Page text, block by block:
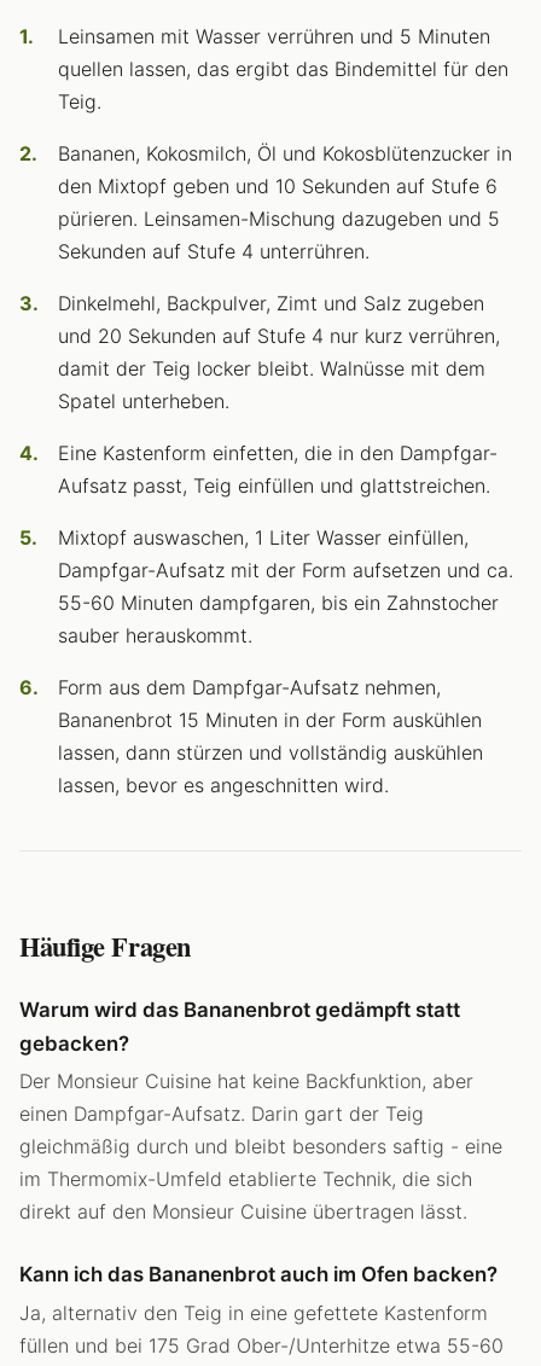
Leinsamen mit Wasser verrühren und 5 Minuten
quellen lassen, das ergibt das Bindemittel für den
Teig.
Bananen, Kokosmilch, Öl und Kokosblütenzucker in
den Mixtopf geben und 10 Sekunden auf Stufe 6
pürieren. Leinsamen-Mischung dazugeben und 5
Sekunden auf Stufe 4 unterrühren.
Dinkelmehl, Backpulver, Zimt und Salz zugeben
und 20 Sekunden auf Stufe 4 nur kurz verrühren,
damit der Teig locker bleibt. Walnüsse mit dem
Spatel unterheben.
Eine Kastenform einfetten, die in den Dampfgar-
Aufsatz passt, Teig einfüllen und glattstreichen.
Mixtopf auswaschen, 1 Liter Wasser einfüllen,
Dampfgar-Aufsatz mit der Form aufsetzen und ca.
55-60 Minuten dampfgaren, bis ein Zahnstocher
sauber herauskommt.
Form aus dem Dampfgar-Aufsatz nehmen,
Bananenbrot 15 Minuten in der Form auskühlen
lassen, dann stürzen und vollständig auskühlen
lassen, bevor es angeschnitten wird.
Häufige Fragen
Warum wird das Bananenbrot gedämpft statt
gebacken?
Der Monsieur Cuisine hat keine Backfunktion, aber
einen Dampfgar-Aufsatz. Darin gart der Teig
gleichmäßig durch und bleibt besonders saftig - eine
im Thermomix-Umfeld etablierte Technik, die sich
direkt auf den Monsieur Cuisine übertragen lässt.
Kann ich das Bananenbrot auch im Ofen backen?
Ja, alternativ den Teig in eine gefettete Kastenform
füllen und bei 175 Grad Ober-/Unterhitze etwa 55-60